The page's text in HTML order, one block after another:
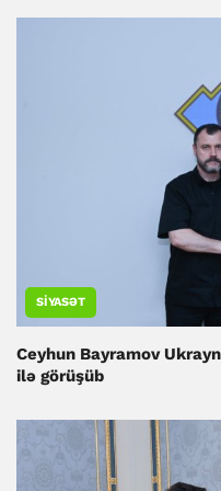
SIYASƏT
Ceyhun Bayramov
ilə görüşüb